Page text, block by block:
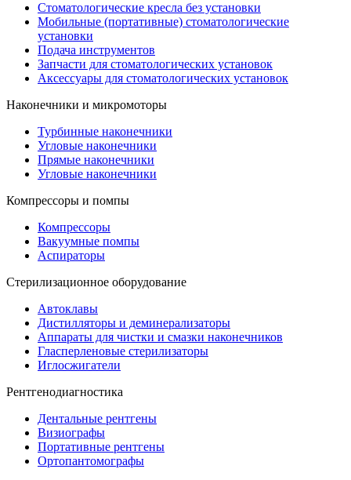
Стоматологические кресла без установки
Мобильные (портативные) стоматологические
установки
Подача инструментов
Запчасти для стоматологических установок
Аксессуары для стоматологических установок
Наконечники и микромоторы
Турбинные наконечники
Угловые наконечники
Прямые наконечники
Угловые наконечники
Компрессоры и помпы
Компрессоры
Вакуумные помпы
Аспираторы
Стерилизационное оборудование
Автоклавы
Дистилляторы и деминерализаторы
Аппараты для чистки и смазки наконечников
Гласперленовые стерилизаторы
Иглосжигатели
Рентгенодиагностика
Дентальные рентгены
Визиографы
Портативные рентгены
Ортопантомографы